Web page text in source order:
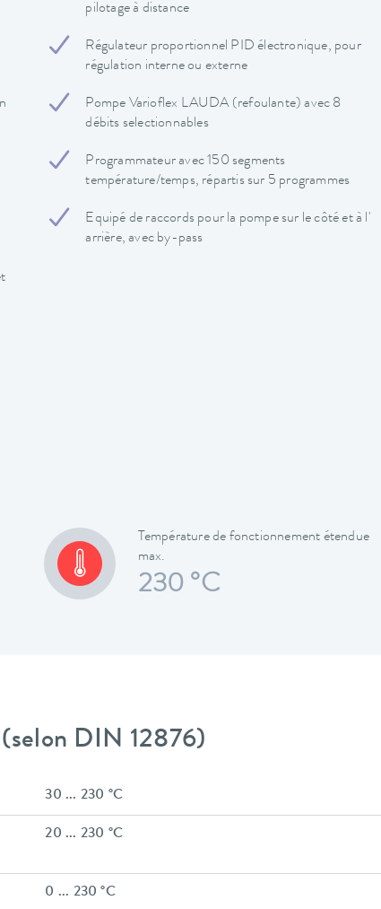
pilotage à distance
Régulateur proportionnel PID électronique, pour
régulation interne ou externe
Pompe Varioflex LAUDA (refoulante) avec 8
débits selectionnables
Programmateur avec 150 segments
température/temps, répartis sur 5 programmes
Equipé de raccords pour la pompe sur le côté et à l'
arrière, avec by-pass
Température de fonctionnement étendue
max.
230 °C
DIN 12876)
30 ... 230 °C
20 ... 230 °C
0 ... 230 °C